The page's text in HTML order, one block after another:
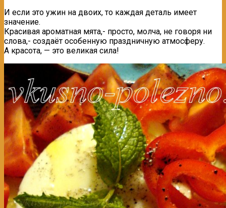
И если это ужин на двоих, то каждая деталь имеет
значение.
Красивая ароматная мята,- просто, молча, не говоря ни
слова,- создаёт особенную праздничную атмосферу.
А красота, — это великая сила!